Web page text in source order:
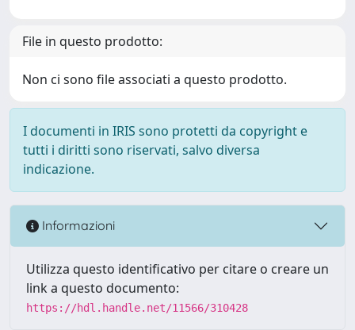
File in questo prodotto:
Non ci sono file associati a questo prodotto.
I documenti in IRIS sono protetti da copyright e
tutti i diritti sono riservati, salvo diversa
indicazione.
Informazioni
Utilizza questo identificativo per citare o creare un
link a questo documento:
https://hdl.handle.net/11566/310428